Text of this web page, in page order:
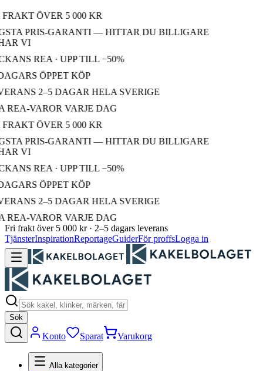
ÖVER 5 000 KR
PRIS-GARANTI — HITTAR DU BILLIGARE
VI
REA · UPP TILL −50%
ÖPPET KÖP
2–5 DAGAR HELA SVERIGE
REA-VAROR VARJE DAG
ÖVER 5 000 KR
PRIS-GARANTI — HITTAR DU BILLIGARE
VI
REA · UPP TILL −50%
ÖPPET KÖP
2–5 DAGAR HELA SVERIGE
REA-VAROR VARJE DAG
Fri frakt över 5 000 kr · 2–5 dagars leverans
TjänsterInspirationReportageGuiderFör proffsLogga in
Sök
Konto Sparat Varukorg
Alla kategorier